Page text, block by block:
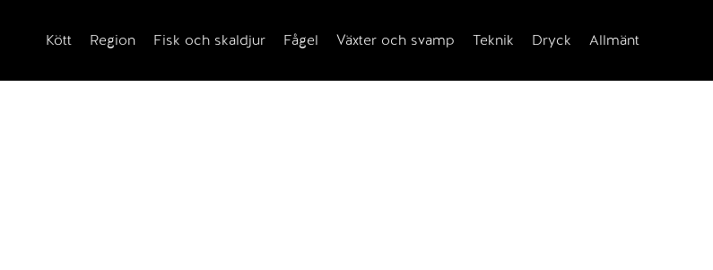
Kött Region Fisk och skaldjur Fågel Växter och svamp Teknik Dryck Allmänt